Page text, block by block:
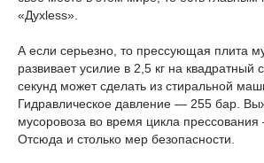
«Дyxless».
А если серьезно, то прессующая плита
развивает усилие в 2,5 кг на квадратный
секунд может сделать из стиральной
Гидравлическое давление — 255 бар.
мусоровоза во время цикла
Отсюда и столько мер безопасности.